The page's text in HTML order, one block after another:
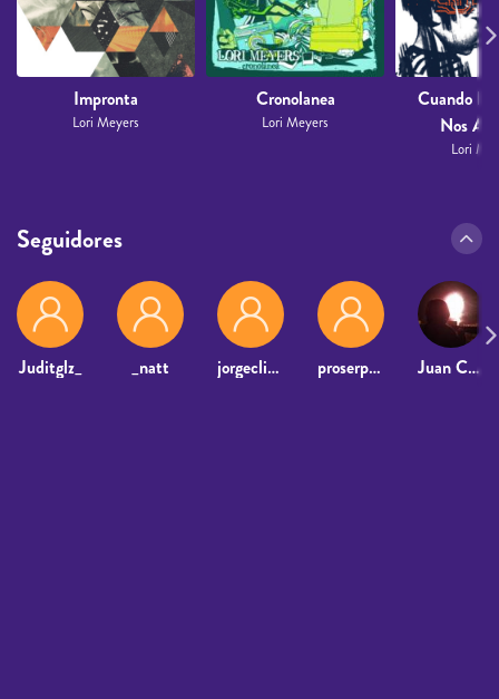
Impronta
Lori Meyers
Cronolanea
Lori Meyers
Cuando El
Nos
Lori
Seguidores
Juditglz_ _natt jorgecliment proserpina73 Juan Carlos